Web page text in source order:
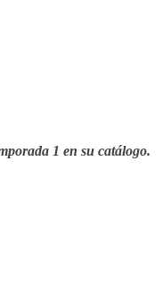
1 en su catálogo.